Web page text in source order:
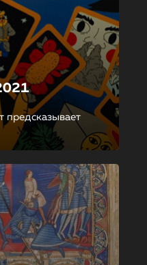
предсказывает